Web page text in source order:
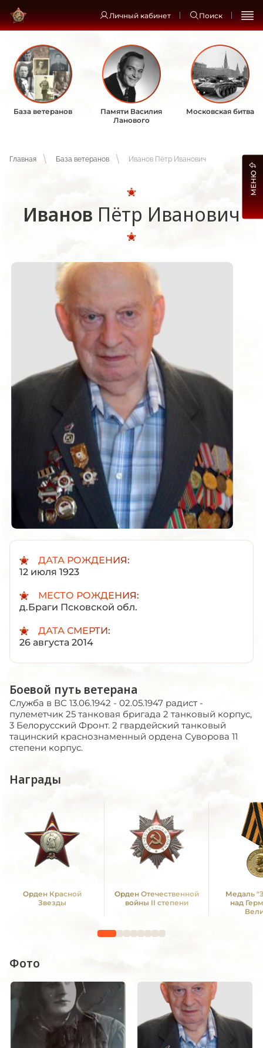
Личный кабинет Поиск
База ветеранов
Памяти Василия
Ланового
Московская битва
Главная База ветеранов Иванов Пётр Иванович
Иванов Пётр Иванович
ДАТА РОЖДЕНИЯ:
12 июля 1923
МЕСТО РОЖДЕНИЯ:
д.Браги Псковской обл.
ДАТА СМЕРТИ:
26 августа 2014
Боевой путь ветерана
Служба в ВС 13.06.1942 - 02.05.1947 радист -
пулеметчик 25 танковая бригада 2 танковый корпус,
3 Белорусский Фронт. 2 гвардейский танковый
тацинский краснознаменный ордена Суворова 11
степени корпус.
Награды
Орден Красной
Звезды
Орден Отечественной
войны II степени
Медаль
над
Фото
МЕНЮ